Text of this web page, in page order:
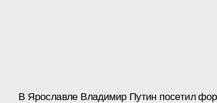
В Ярославле Владимир Путин посетил